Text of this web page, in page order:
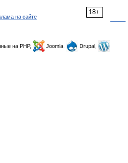
18+
на сайте
на PHP, Joomla,
Drupal,